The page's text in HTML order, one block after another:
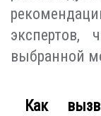
экспертов,
выбранной
Как